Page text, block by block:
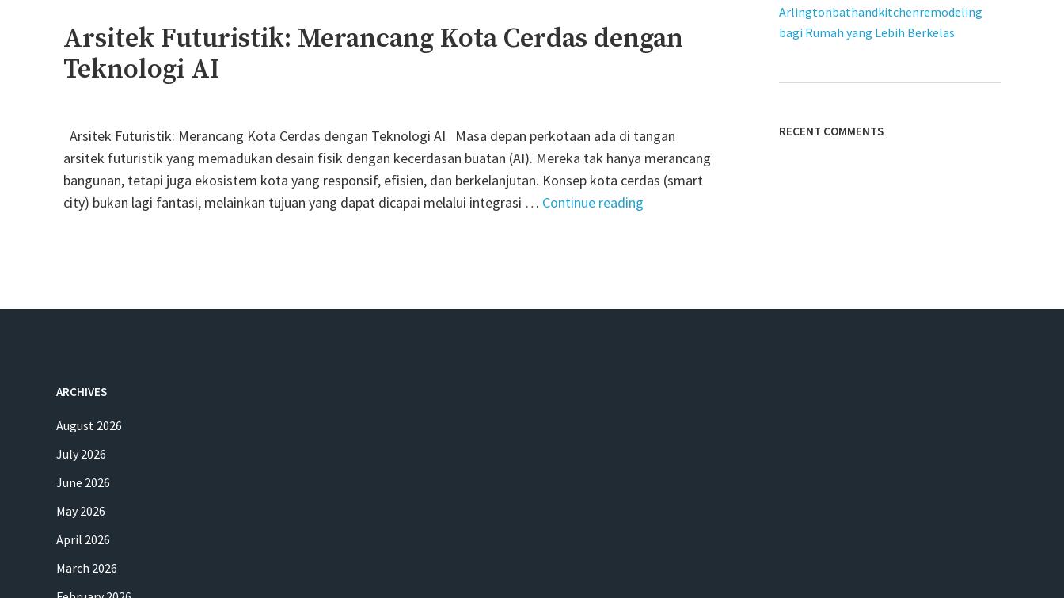
Hunian
Vertikal"
Arsitek Futuristik: Merancang Kota Cerdas dengan
Teknologi AI
Arsitek Futuristik: Merancang Kota Cerdas dengan Teknologi AI Masa depan perkotaan ada di tangan
arsitek futuristik yang memadukan desain fisik dengan kecerdasan buatan (AI). Mereka tak hanya merancang
bangunan, tetapi juga ekosistem kota yang responsif, efisien, dan berkelanjutan. Konsep kota cerdas (smart
city) bukan lagi fantasi, melainkan tujuan yang dapat dicapai melalui integrasi … Continue reading"Arsitek
dengan
Arlingtonbathandkitchenremodeling
bagi Rumah yang Lebih Berkelas
RECENT COMMENTS
ARCHIVES
August 2026
July 2026
June 2026
May 2026
April 2026
March 2026